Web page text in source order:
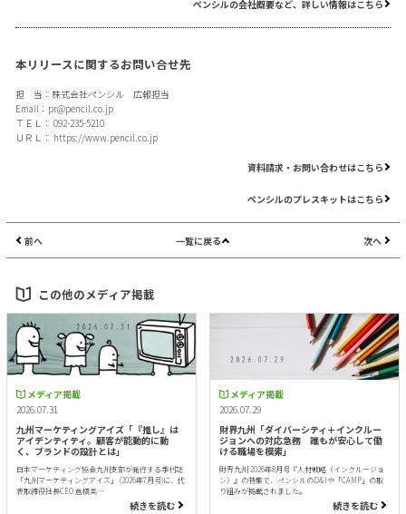
ペンシルの会社概要など、詳しい情報はこちら
本リリースに関するお問い合せ先
担 当：株式会社ペンシル 広報担当
Email： pr@pencil.co.jp
ＴＥＬ： 092-235-5210
ＵＲＬ： https://www.pencil.co.jp
資料請求・お問い合わせはこちら
ペンシルのプレスキットはこちら
前へ 一覧に戻る 次へ
この他のメディア掲載
メディア掲載
2026.07.31
九州マーケティングアイズ「『推し』は
アイデンティティ。顧客が能動的に動
く、ブランドの設計とは」
日本マーケティング協会九州支部が発行する季刊誌
「九州マーケティングアイズ」 (2026年7月号)に、代
表取締役社長CEO 倉橋美…
続きを読む
メディア掲載
2026.07.29
財界九州「ダイバーシティ＋インクルー
ジョンへの対応急務 誰もが安心して働
ける職場を模索」
財界九州 2026年8月号『人材戦略（インクルージョ
ン）』の特集で、ペンシルのD&Iや「CAMP」の取
り組みが掲載されました。
続きを読む